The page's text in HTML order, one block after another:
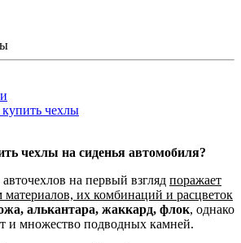
чехлы
чехлы на сиденья автомобиля?
на первый взгляд поражает
их комбинаций и расцветок
алькантара, жаккард, флок, однако
и множество подводных камней.